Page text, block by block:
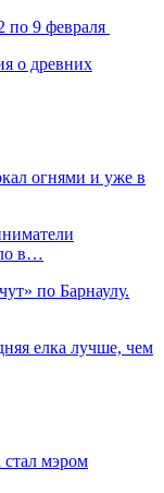
по 9 февраля
о древних
огнями и уже в
в…
по Барнаулу.
елка лучше, чем
стал мэром